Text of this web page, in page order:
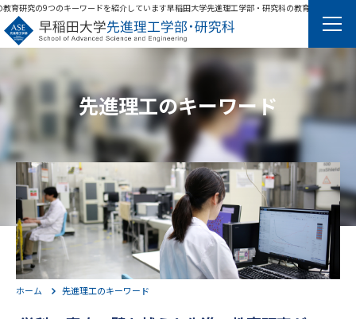
究の9つのキーワードを紹介しています早稲田大学先進理工学部・研究科の教育研究の9つのキ
English
先進理工のキーワード
ホーム 先進理工のキーワード